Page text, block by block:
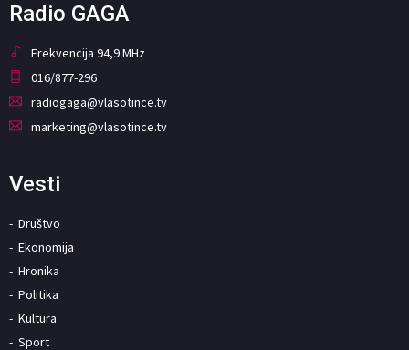
Radio GAGA
Frekvencija 94,9 MHz
016/877-296
radiogaga@vlasotince.tv
marketing@vlasotince.tv
Vesti
Društvo
Ekonomija
Hronika
Politika
Kultura
Sport